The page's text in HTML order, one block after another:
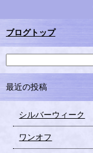
ブログトップ
最近の投稿
シルバーウィーク
ワンオフ